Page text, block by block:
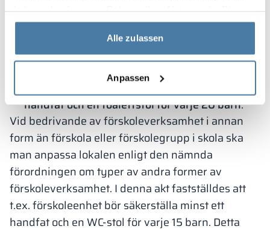
gesammelt haben.
Alle zulassen
Anpassen
förskoleverksamhet, villkor för att skapa och
organisera dessa former samt sätt för deras
verksamhet.
Handfat och toalettstolar – samma regler
handfat och en toalettstol för varje 20 barn.
Vid bedrivande av förskoleverksamhet i annan
form än förskola eller förskolegrupp i skola ska
man anpassa lokalen enligt den nämnda
förordningen om typer av andra former av
förskoleverksamhet. I denna akt fastställdes att
t.ex. förskoleenhet bör säkerställa minst ett
handfat och en WC-stol för varje 15 barn. Detta